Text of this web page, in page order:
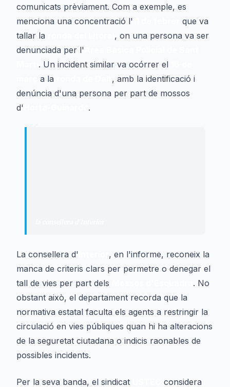
comunicats prèviament. Com a exemple, es
menciona una concentració l'
que va
tallar la
, on una persona va ser
denunciada per l'
. Un incident similar va ocórrer el
a la
, amb la identificació i
denúncia d'una persona per part de mossos
d'
.
“
La consellera d'
, en l'informe, reconeix la
manca de criteris clars per permetre o denegar el
tall de vies per part dels
. No
obstant això, el departament recorda que la
normativa estatal faculta els agents a restringir la
circulació en vies públiques quan hi ha alteracions
de la seguretat ciutadana o indicis raonables de
possibles incidents.
Per la seva banda, el sindicat considera